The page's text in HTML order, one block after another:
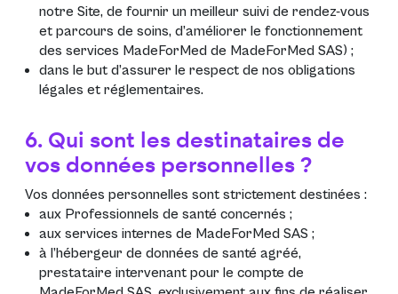
notre Site, de fournir un meilleur suivi de rendez-vous
et parcours de soins, d’améliorer le fonctionnement
des services MadeForMed de MadeForMed SAS) ;
dans le but d’assurer le respect de nos obligations
légales et réglementaires.
6. Qui sont les destinataires de
vos données personnelles ?
Vos données personnelles sont strictement destinées :
aux Professionnels de santé concernés ;
aux services internes de MadeForMed SAS ;
à l’hébergeur de données de santé agréé,
prestataire intervenant pour le compte de